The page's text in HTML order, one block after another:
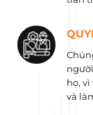
họ,
và